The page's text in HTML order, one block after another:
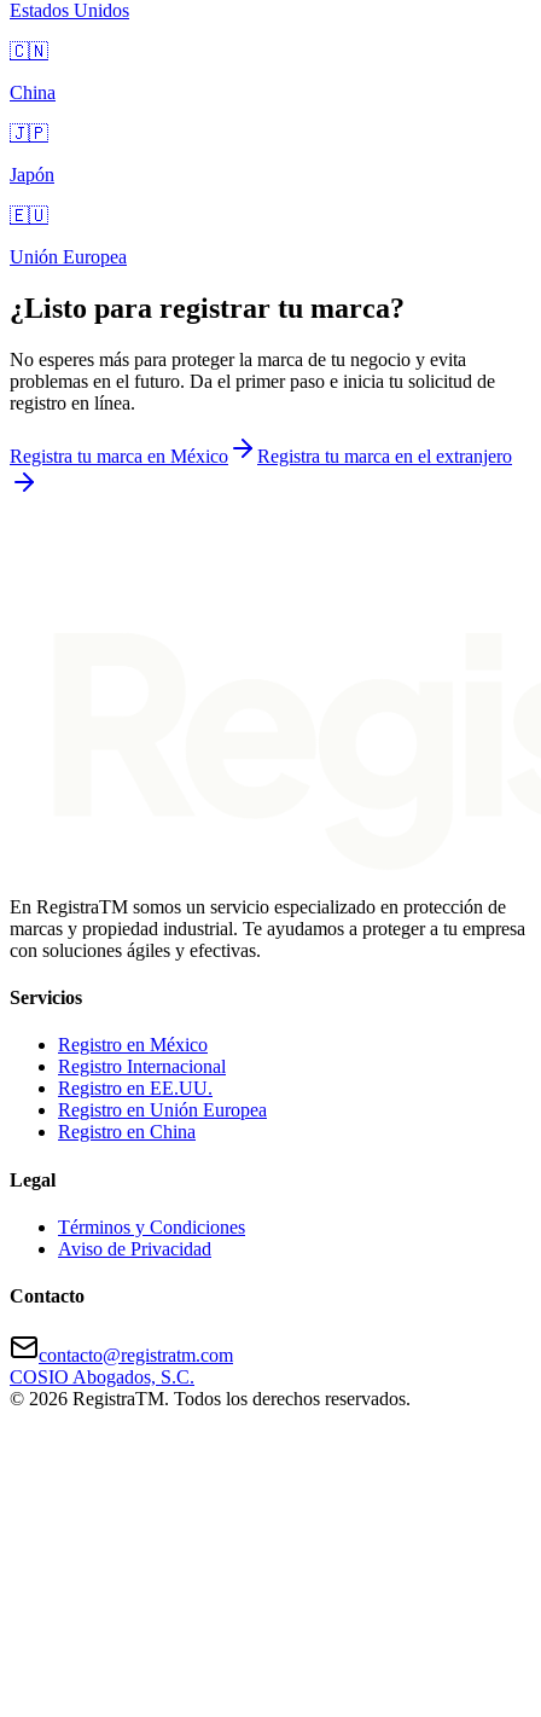
Estados Unidos
🇨🇳
China
🇯🇵
Japón
🇪🇺
Unión Europea
¿Listo para registrar tu marca?
No esperes más para proteger la marca de tu negocio y evita
problemas en el futuro. Da el primer paso e inicia tu solicitud de
registro en línea.
Registra tu marca en México Registra tu marca en el extranjero
En RegistraTM somos un servicio especializado en protección de
marcas y propiedad industrial. Te ayudamos a proteger a tu empresa
con soluciones ágiles y efectivas.
Servicios
Registro en México
Registro Internacional
Registro en EE.UU.
Registro en Unión Europea
Registro en China
Legal
Términos y Condiciones
Aviso de Privacidad
Contacto
contacto@registratm.com
COSIO Abogados, S.C.
© 2026 RegistraTM. Todos los derechos reservados.